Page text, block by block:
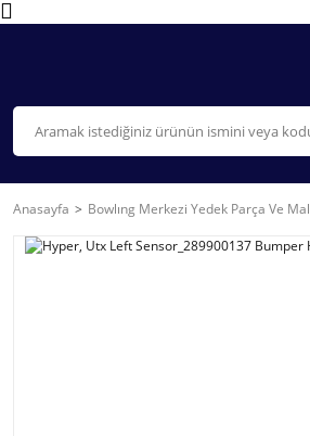
Anasayfa Bowlıng Merkezi Yedek Parça Ve